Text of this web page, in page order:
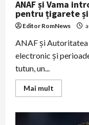
ANAF și Vama
pentru țigarete și
Editor RomNews
ANAF și Autoritatea
electronic şi
tutun, un...
Mai mult
more